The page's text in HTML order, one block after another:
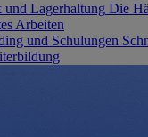
Lagerhaltung Die
Arbeiten
und Schulungen